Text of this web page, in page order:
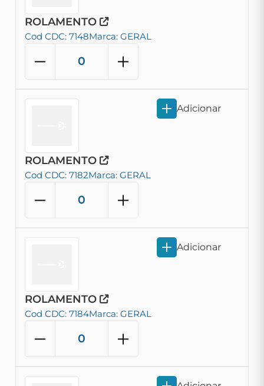
ROLAMENTO
Cod CDC: 7148Marca: GERAL
ROLAMENTO
Cod CDC: 7182Marca: GERAL
Adicionar
ROLAMENTO
Cod CDC: 7184Marca: GERAL
Adicionar